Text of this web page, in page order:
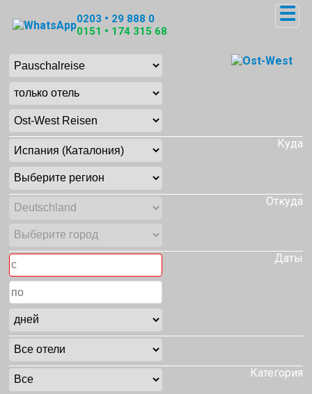
0203 • 29 888 0
0151 • 174 315 68
☰
Куда
Откуда
Даты
Категория